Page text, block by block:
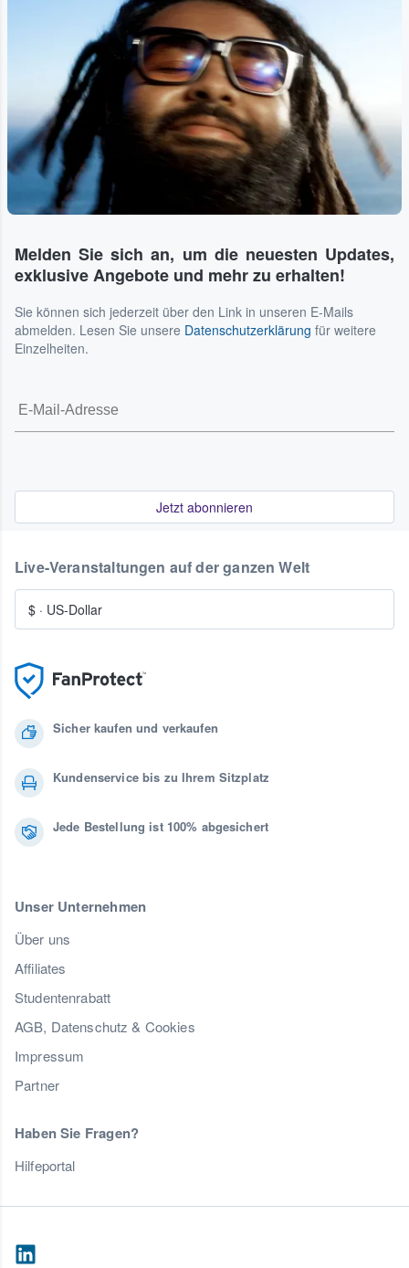
Melden Sie sich an, um die neuesten Updates,
exklusive Angebote und mehr zu erhalten!
Sie können sich jederzeit über den Link in unseren E-Mails
abmelden. Lesen Sie unsere Datenschutzerklärung für weitere
Einzelheiten.
Jetzt abonnieren
Sicher kaufen und verkaufen
Kundenservice bis zu Ihrem Sitzplatz
Jede Bestellung ist 100% abgesichert
Unser Unternehmen
Über uns
Affiliates
Studentenrabatt
AGB, Datenschutz & Cookies
Impressum
Partner
Haben Sie Fragen?
Hilfeportal
Live-Veranstaltungen auf der ganzen Welt
$ · US-Dollar